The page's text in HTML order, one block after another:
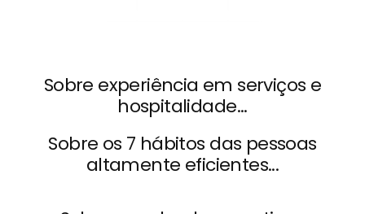
Sobre experiência em serviços e
hospitalidade...
Sobre os 7 hábitos das pessoas
altamente eficientes...